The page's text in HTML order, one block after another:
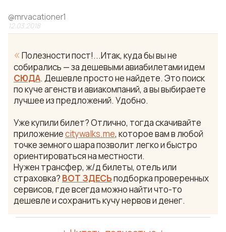
@mrvacationer1
12.03.2018
« Полезности пост!...Итак, куда бы вы не
собирались — за дешевыми авиабилетами идем
СЮДА. Дешевле просто не найдете. Это поиск
по куче агенств и авиакомпаний, а вы выбираете
лучшее из предложений. Удобно.
Уже купили билет? Отлично, тогда скачивайте
приложениеcitywalks.me, которое вам в любой
точке земного шара позволит легко и быстро
ориентироваться на местности.
Нужен трансфер, ж/д билеты, отель или
страховка? ВОТ ЗДЕСЬподборка проверенных
сервисов, где всегда можно найти что-то
дешевле и сохранить кучу нервов и денег.